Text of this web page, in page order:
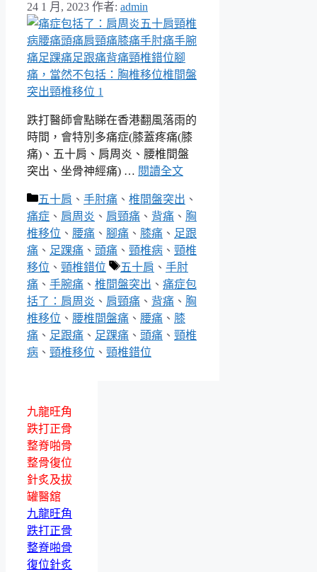
24 1 月, 2023 作者: admin
跌打醫師會點睇在香港翻風落雨的
時間，會特別多痛症(膝蓋疼痛(膝
痛)、五十肩、肩周炎、腰椎間盤
突出、坐骨神經痛) … 閱讀全文
分
類
五十肩 、 手肘痛 、 椎間盤突出 、
痛症 、 肩周炎 、 肩頸痛 、 背痛 、 胸
椎移位 、 腰痛 、 腳痛 、 膝痛 、 足跟
痛 、 足踝痛 、 頭痛 、 頸椎病 、 頸椎
移位 、 頸椎錯位
標
籤
五十肩 、 手肘
痛 、 手腕痛 、 椎間盤突出 、 痛症包
括了：肩周炎 、 肩頸痛 、 背痛 、 胸
椎移位 、 腰椎間盤痛 、 腰痛 、 膝
痛 、 足跟痛 、 足踝痛 、 頭痛 、 頸椎
病 、 頸椎移位 、 頸椎錯位
九龍旺角
跌打正骨
整脊啪骨
整骨復位
針炙及拔
罐醫舘
九龍旺角
跌打正骨
整脊啪骨
復位針炙